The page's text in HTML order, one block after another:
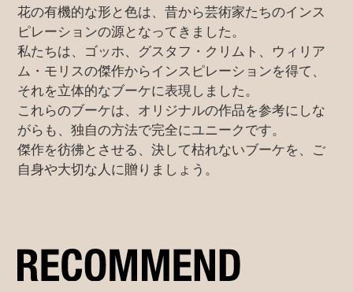
花の有機的な形と色は、昔から芸術家たちのインス
ピレーションの源となってきました。
私たちは、ゴッホ、グスタフ・クリムト、ウィリア
ム・モリスの傑作からインスピレーションを得て、
それを立体的なブーケに表現しました。
これらのブーケは、オリジナルの作品を参考にしな
がらも、独自の方法で完全にユニークです。
傑作を彷彿とさせる、決して枯れないブーケを、ご
自身や大切な人に贈りましょう。